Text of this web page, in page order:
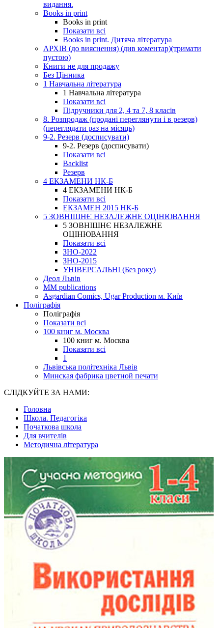
видання.
Books in print
Books in print
Показати всі
Books in print. Дитяча література
АРХІВ (до вияснення) (див коментар)(тримати
пустою)
Книги не для продажу
Без Цінника
1 Навчальна література
1 Навчальна література
Показати всі
Підручники для 2, 4 та 7, 8 класів
8. Розпродаж (продані переглянути і в резерв)
(переглядати раз на місяць)
9-2. Резерв (досписувати)
9-2. Резерв (досписувати)
Показати всі
Backlist
Резерв
4 ЕКЗАМЕНИ НК-Б
4 ЕКЗАМЕНИ НК-Б
Показати всі
ЕКЗАМЕН 2015 НК-Б
5 ЗОВНІШНЄ НЕЗАЛЕЖНЕ ОЦІНЮВАННЯ
5 ЗОВНІШНЄ НЕЗАЛЕЖНЕ
ОЦІНЮВАННЯ
Показати всі
ЗНО-2022
ЗНО-2015
УНІВЕРСАЛЬНІ (Без року)
Деол Львів
MM publications
Asgardian Comics, Ugar Production м. Київ
Поліграфія
Поліграфія
Показати всі
100 книг м. Москва
100 книг м. Москва
Показати всі
1
Львівська політехніка Львів
Минская фабрика цветной печати
СЛІДКУЙТЕ ЗА НАМИ:
Головна
Школа. Педагогіка
Початкова школа
Для вчителів
Методична література